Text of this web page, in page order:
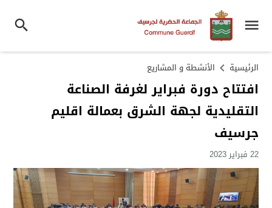
الرئيسية الأنشطة و المشاريع
افتتاح دورة فبراير لغرفة الصناعة
التقليدية لجهة الشرق بعمالة اقليم
جرسيف
22 فبراير 2023